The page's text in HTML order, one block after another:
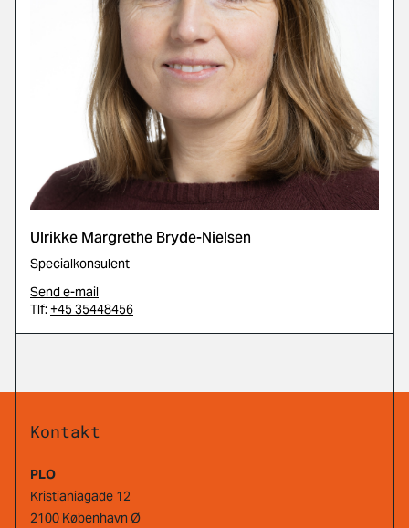
Ulrikke Margrethe Bryde-Nielsen
Specialkonsulent
Send e-mail
Tlf:+45 35448456
Kontakt
PLO
Kristianiagade 12
2100 København Ø